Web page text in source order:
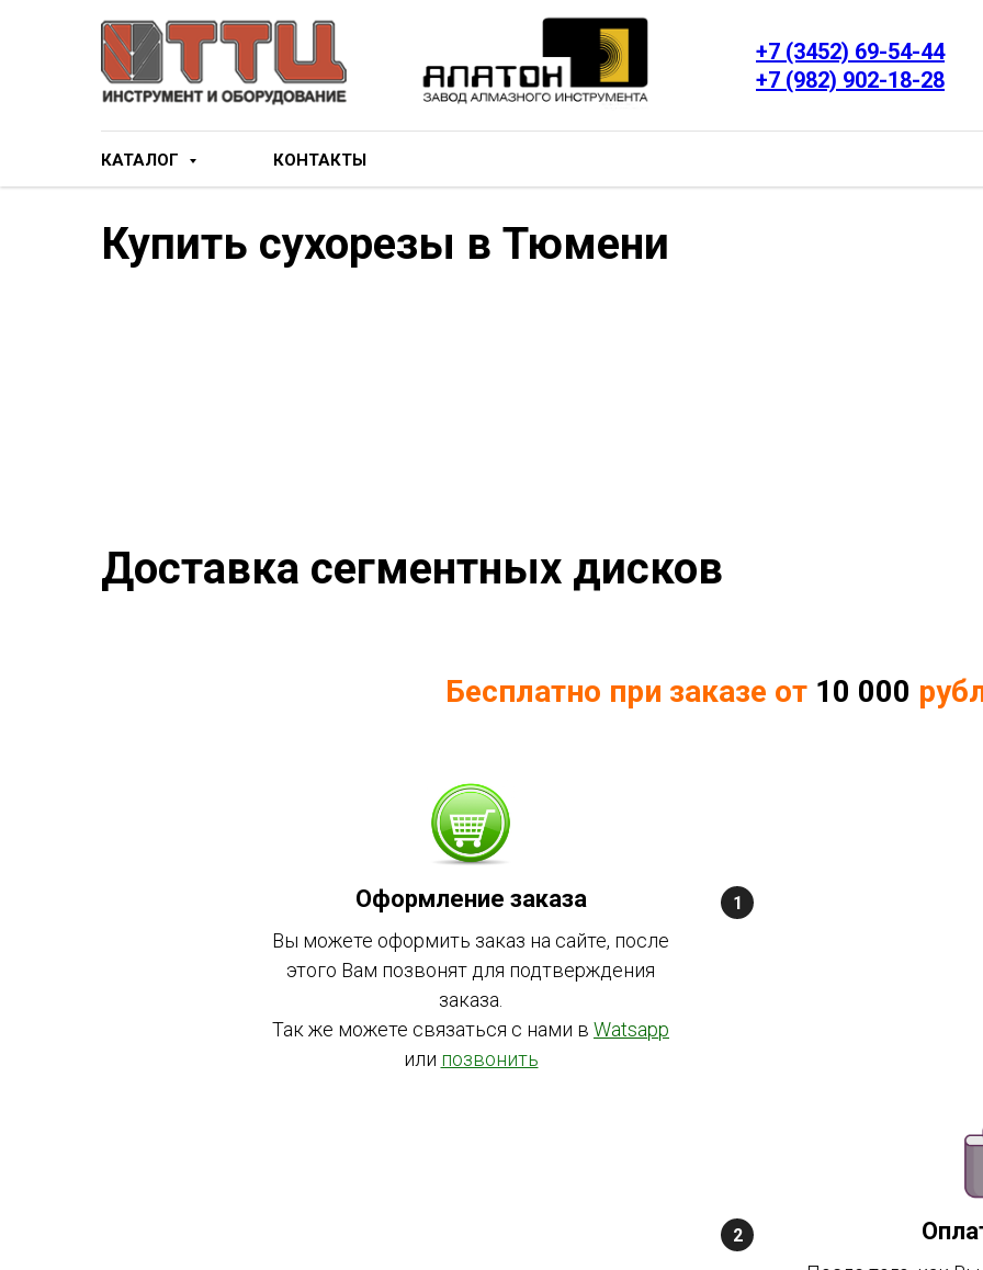
+7 (3452) 69-54-44
+7 (982) 902-18-28
КАТАЛОГ КОНТАКТЫ
Купить сухорезы в Тюмени
Доставка сегментных дисков
Бесплатно при заказе от 10 000
Оформление заказа
Вы можете оформить заказ на сайте, после
этого Вам позвонят для подтверждения
заказа.
Так же можете связаться с нами в Watsapp
или позвонить